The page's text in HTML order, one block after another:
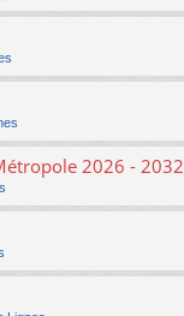
2026 - 2032